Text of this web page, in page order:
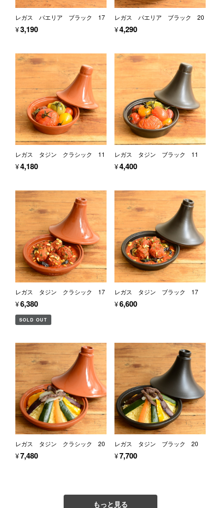
レガス パエリア ブラック 17
¥3,190
レガス パエリア ブラック 20
¥4,290
レガス タジン クラシック 11
¥4,180
レガス タジン ブラック 11
¥4,400
レガス タジン クラシック 17
¥6,380
SOLD OUT
レガス タジン ブラック 17
¥6,600
レガス タジン クラシック 20
¥7,480
レガス タジン ブラック 20
¥7,700
もっと見る